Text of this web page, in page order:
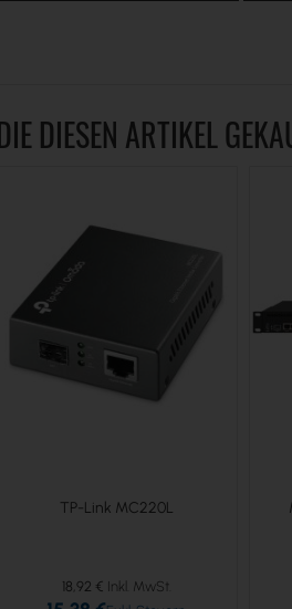
DIESEN ARTIKEL
TP-Link MC220L
18,92 €